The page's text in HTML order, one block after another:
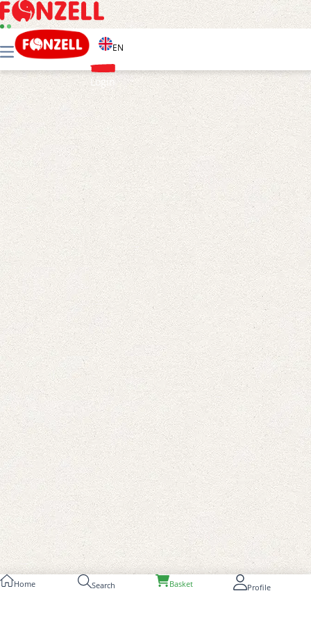
EN
Login
Home Search Basket Profile